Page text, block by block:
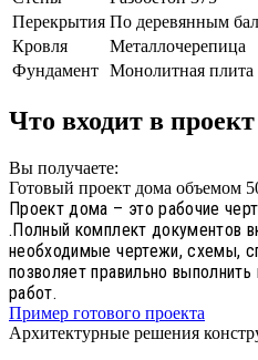
Перекрытия По деревянным
Кровля
Металлочерепица
Фундамент Монолитная плита
Что входит в
Вы получаете:
Готовый проект дома объемом
Проект дома – это рабочие
.Полный комплект документов
необходимые чертежи, схемы,
позволяет правильно
работ.
Пример готового проекта
Архитектурные решения